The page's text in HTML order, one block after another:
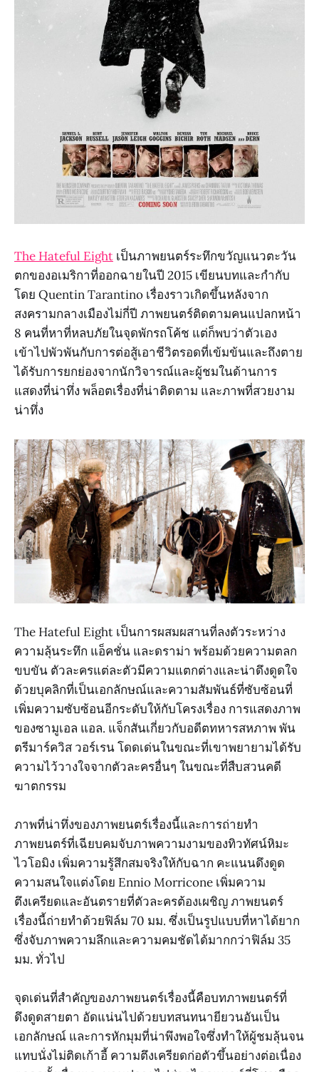
The Hateful Eight เป็นภาพยนตร์ระทึกขวัญแนวตะวัน
ตกของอเมริกาที่ออกฉายในปี 2015 เขียนบทและกำกับ
โดย Quentin Tarantino เรื่องราวเกิดขึ้นหลังจาก
สงครามกลางเมืองไม่กี่ปี ภาพยนตร์ติดตามคนแปลกหน้า
8 คนที่หาที่หลบภัยในจุดพักรถโค้ช แต่ก็พบว่าตัวเอง
เข้าไปพัวพันกับการต่อสู้เอาชีวิตรอดที่เข้มข้นและถึงตาย
ได้รับการยกย่องจากนักวิจารณ์และผู้ชมในด้านการ
แสดงที่น่าทึ่ง พล็อตเรื่องที่น่าติดตาม และภาพที่สวยงาม
น่าทึ่ง
The Hateful Eight เป็นการผสมผสานที่ลงตัวระหว่าง
ความลุ้นระทึก แอ็คชั่น และดราม่า พร้อมด้วยความตลก
ขบขัน ตัวละครแต่ละตัวมีความแตกต่างและน่าดึงดูดใจ
ด้วยบุคลิกที่เป็นเอกลักษณ์และความสัมพันธ์ที่ซับซ้อนที่
เพิ่มความซับซ้อนอีกระดับให้กับโครงเรื่อง การแสดงภาพ
ของซามูเอล แอล. แจ็กสันเกี่ยวกับอดีตทหารสหภาพ พัน
ตรีมาร์ควิส วอร์เรน โดดเด่นในขณะที่เขาพยายามได้รับ
ความไว้วางใจจากตัวละครอื่นๆ ในขณะที่สืบสวนคดี
ฆาตกรรม
ภาพที่น่าทึ่งของภาพยนตร์เรื่องนี้และการถ่ายทำ
ภาพยนตร์ที่เฉียบคมจับภาพความงามของทิวทัศน์หิมะ
ไวโอมิง เพิ่มความรู้สึกสมจริงให้กับฉาก คะแนนดึงดูด
ความสนใจแต่งโดย Ennio Morricone เพิ่มความ
ตึงเครียดและอันตรายที่ตัวละครต้องเผชิญ ภาพยนตร์
เรื่องนี้ถ่ายทำด้วยฟิล์ม 70 มม. ซึ่งเป็นรูปแบบที่หาได้ยาก
ซึ่งจับภาพความลึกและความคมชัดได้มากกว่าฟิล์ม 35
มม. ทั่วไป
จุดเด่นที่สำคัญของภาพยนตร์เรื่องนี้คือบทภาพยนตร์ที่
ดึงดูดสายตา อัดแน่นไปด้วยบทสนทนายียวนอันเป็น
เอกลักษณ์ และการหักมุมที่น่าพึงพอใจซึ่งทำให้ผู้ชมลุ้นจน
แทบนั่งไม่ติดเก้าอี้ ความตึงเครียดก่อตัวขึ้นอย่างต่อเนื่อง